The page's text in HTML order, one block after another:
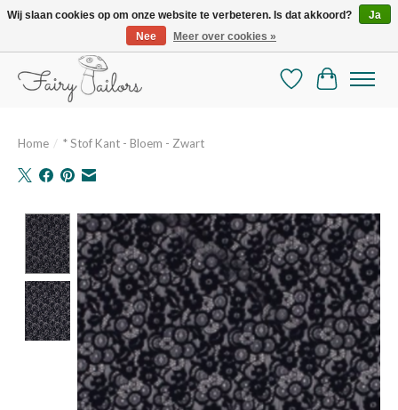
De mooiste online selectie stoffen en mercerie
Verlanglijst
Home / * Stof Kant - Bloem - Zwart
Product image slideshow Items
Wij slaan cookies op om onze website te verbeteren. Is dat akkoord?
Ja
Nee
Meer over cookies »